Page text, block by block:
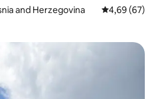
and Herzegovina 4,69 av 5 i
4,69 (67)